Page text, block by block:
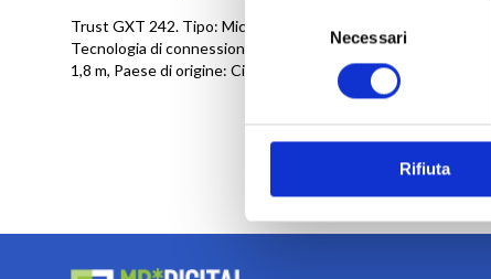
del
consenso
Necessari
Rifiuta
immagini
Trust GXT 242. Tipo: Microfono da tavolo, Sensibilità
Tecnologia di connessione: Cablato, Interfaccia dispositivo:
1,8 m, Paese di origine: Cina. Rapporto segnale/rumore